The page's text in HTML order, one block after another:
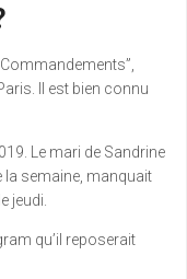
Il est bien connu
Le mari de Sandrine
la semaine, manquait
jeudi.
qu’il reposerait